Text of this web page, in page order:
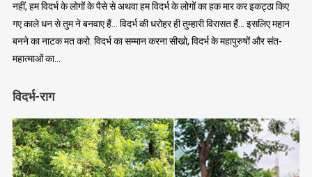
नहीं, हम विदर्भ के लोगों के पैसे से अथवा हम विदर्भ के लोगों का हक मार कर इकट्ठा किए
गए काले धन से तुम ने बनवाए हैं… विदर्भ की धरोहर ही तुम्हारी विरासत हैं… इसलिए महान
बनने का नाटक मत करो. विदर्भ का सम्मान करना सीखो, विदर्भ के महापुरुषों और संत-
महात्माओं का…
विदर्भ-राग